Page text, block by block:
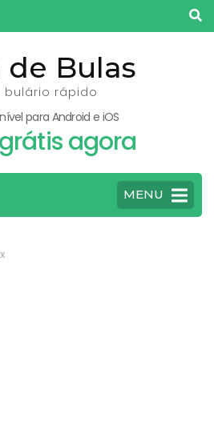
de Bulas
bulário rápido
para Android e iOS
agora
MENU